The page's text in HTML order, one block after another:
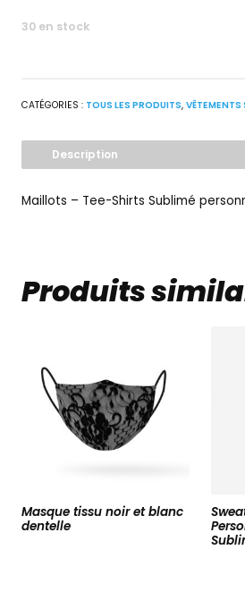
30 en stock
CATÉGORIES : TOUS LES PRODUITS, VÊTEMENTS
Description
Maillots – Tee-Shirts Sublimé
Produits
Masque tissu noir et blanc
dentelle